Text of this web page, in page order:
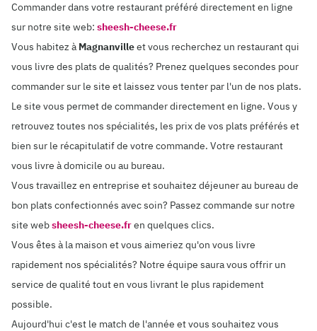
Commander dans votre restaurant préféré directement en ligne
sur notre site web: sheesh-cheese.fr
Vous habitez à Magnanvilleet vous recherchez un restaurant qui
vous livre des plats de qualités? Prenez quelques secondes pour
commander sur le site et laissez vous tenter par l'un de nos plats.
Le site vous permet de commander directement en ligne. Vous y
retrouvez toutes nos spécialités, les prix de vos plats préférés et
bien sur le récapitulatif de votre commande. Votre restaurant
vous livre à domicile ou au bureau.
Vous travaillez en entreprise et souhaitez déjeuner au bureau de
bon plats confectionnés avec soin? Passez commande sur notre
site websheesh-cheese.fren quelques clics.
Vous êtes à la maison et vous aimeriez qu'on vous livre
rapidement nos spécialités? Notre équipe saura vous offrir un
service de qualité tout en vous livrant le plus rapidement
possible.
Aujourd'hui c'est le match de l'année et vous souhaitez vous